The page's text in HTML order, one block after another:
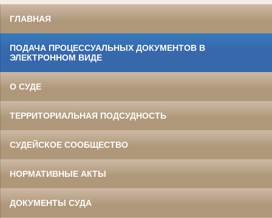
ГЛАВНАЯ
ПОДАЧА ПРОЦЕССУАЛЬНЫХ ДОКУМЕНТОВ В
ЭЛЕКТРОННОМ ВИДЕ
О СУДЕ
ТЕРРИТОРИАЛЬНАЯ ПОДСУДНОСТЬ
СУДЕЙСКОЕ СООБЩЕСТВО
НОРМАТИВНЫЕ АКТЫ
ДОКУМЕНТЫ СУДА